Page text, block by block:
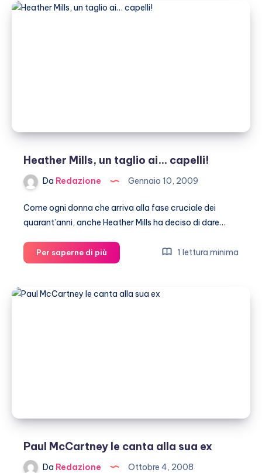
al
Heather Mills, un taglio ai… capelli!
Da Redazione Gennaio 10, 2009
Come ogni donna che arriva alla fase cruciale dei
quarant’anni, anche Heather Mills ha deciso di dare…
Per saperne di più
Mills,
taglio
1 lettura minima
Paul McCartney le canta alla sua ex
Da Redazione Ottobre 4, 2008